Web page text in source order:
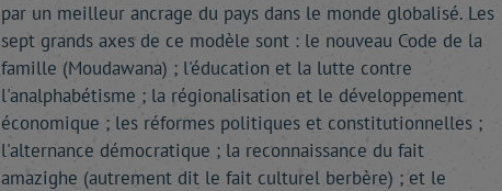
par un meilleur ancrage du pays dans le monde globalisé. Les
sept grands axes de ce modèle sont : le nouveau Code de la
famille (Moudawana) ; l'éducation et la lutte contre
l'analphabétisme ; la régionalisation et le développement
économique ; les réformes politiques et constitutionnelles ;
l'alternance démocratique ; la reconnaissance du fait
amazighe (autrement dit le fait culturel berbère) ; et le